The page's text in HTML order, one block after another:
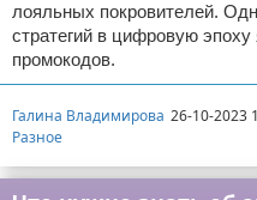
лояльных покровителей.
стратегий в цифровую
промокодов.
Галина Владимирова 26-10-2023
Разное